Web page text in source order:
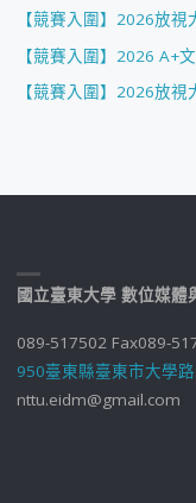
【競賽入圍】2026放
【競賽入圍】2026 A+
【競賽入圍】2026放
國立臺東大學 數位媒體
089-517502 Fax089-
950臺東縣臺東市大學
nttu.eidm@gmail.com